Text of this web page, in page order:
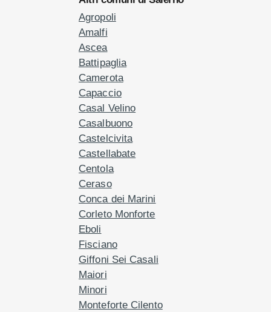
Agropoli
Amalfi
Ascea
Battipaglia
Camerota
Capaccio
Casal Velino
Casalbuono
Castelcivita
Castellabate
Centola
Ceraso
Conca dei Marini
Corleto Monforte
Eboli
Fisciano
Giffoni Sei Casali
Maiori
Minori
Monteforte Cilento